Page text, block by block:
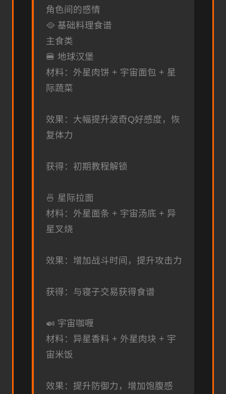
角色间的感情
🥘 基础料理食谱
主食类
🍔 地球汉堡
材料：外星肉饼 + 宇宙面包 + 星
际蔬菜
效果：大幅提升波奇Q好感度，恢
复体力
获得：初期教程解锁
🍜 星际拉面
材料：外星面条 + 宇宙汤底 + 异
星叉烧
效果：增加战斗时间，提升攻击力
获得：与寝子交易获得食谱
🍛 宇宙咖喱
材料：异星香料 + 外星肉块 + 宇
宙米饭
效果：提升防御力，增加饱腹感